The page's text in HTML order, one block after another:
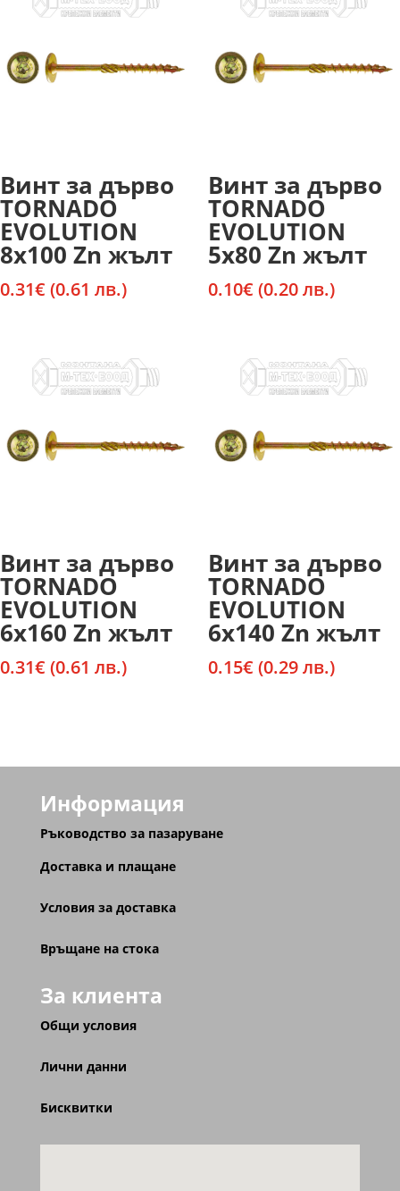
Винт за дърво
TORNADO
EVOLUTION
8х100 Zn жълт
0.31€ (0.61 лв.)
Винт за дърво
TORNADO
EVOLUTION
5х80 Zn жълт
0.10€ (0.20 лв.)
Винт за дърво
TORNADO
EVOLUTION
6х160 Zn жълт
0.31€ (0.61 лв.)
Винт за дърво
TORNADO
EVOLUTION
6х140 Zn жълт
0.15€ (0.29 лв.)
Информация
Ръководство за пазаруване
Доставка и плащане
Условия за доставка
Връщане на стока
За клиента
Общи условия
Лични данни
Бисквитки